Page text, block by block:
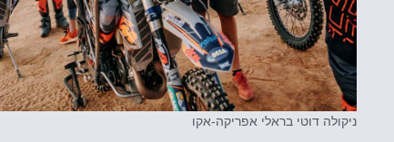
ניקולה דוטי בראלי אפריקה-אקו